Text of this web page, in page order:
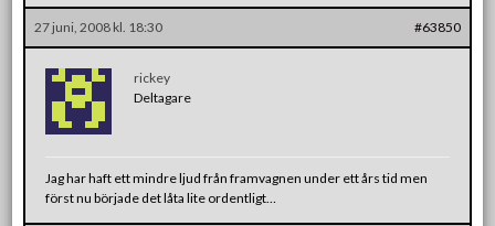
27 juni, 2008 kl. 18:30 #63850
rickey
Deltagare
Jag har haft ett mindre ljud från framvagnen under ett års tid men
först nu började det låta lite ordentligt…